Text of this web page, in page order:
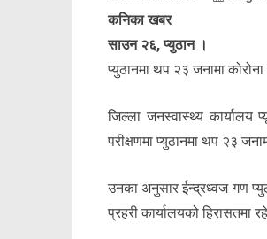
कनिका खबर
साउन २६, प्युठान ।
प्युठानमा थप २३ जनामा
जिल्ला जनस्वास्थ्य कार्यालय
परीक्षणमा प्युठानमा थप २३
उनका अनुसार ईन्द्रध्वज गण
प्रहरी कार्यालयको हिरासतमा